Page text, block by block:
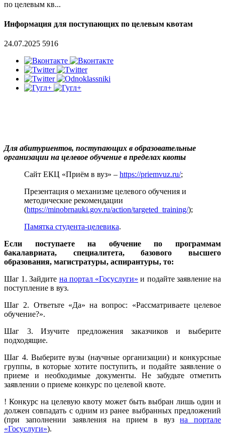
по целевым кв...
Информация для поступающих по целевым квотам
24.07.2025 5916
Для абитуриентов, поступающих в образовательные
организации на целевое обучение в пределах квоты
Сайт ЕКЦ «Приём в вуз» – https://priemvuz.ru/;
Презентация о механизме целевого обучения и
методические рекомендации
(https://minobrnauki.gov.ru/action/targeted_training/);
Памятка студента-целевика.
Если поступаете на обучение по программам
бакалавриата, специалитета, базового высшего
образования, магистратуры, аспирантуры, то:
Шаг 1. Зайдите на портал «Госуслуги» и подайте заявление на
поступление в вуз.
Шаг 2. Ответьте «Да» на вопрос: «Рассматриваете целевое
обучение?».
Шаг 3. Изучите предложения заказчиков и выберите
подходящие.
Шаг 4. Выберите вузы (научные организации) и конкурсные
группы, в которые хотите поступить, и подайте заявление о
приеме и необходимые документы. Не забудьте отметить
заявлении о приеме конкурс по целевой квоте.
! Конкурс на целевую квоту может быть выбран лишь один и
должен совпадать с одним из ранее выбранных предложений
(при заполнении заявления на прием в вузна портале
«Госуслуги»).